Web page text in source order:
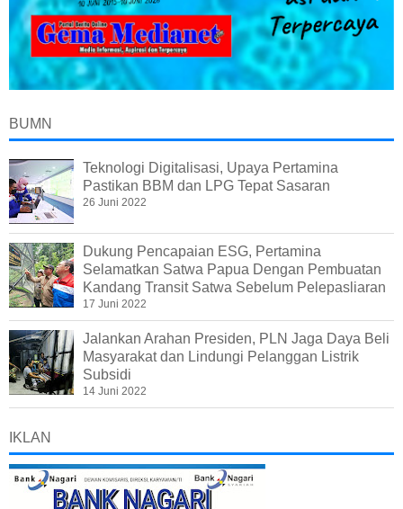
BUMN
Teknologi Digitalisasi, Upaya Pertamina
Pastikan BBM dan LPG Tepat Sasaran
26 Juni 2022
Dukung Pencapaian ESG, Pertamina
Selamatkan Satwa Papua Dengan Pembuatan
Kandang Transit Satwa Sebelum Pelepasliaran
17 Juni 2022
Jalankan Arahan Presiden, PLN Jaga Daya Beli
Masyarakat dan Lindungi Pelanggan Listrik
Subsidi
14 Juni 2022
IKLAN